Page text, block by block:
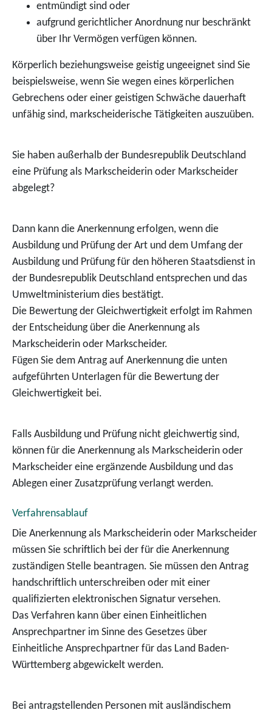
entmündigt sind oder
aufgrund gerichtlicher Anordnung nur beschränkt
über Ihr Vermögen verfügen können.
Körperlich beziehungsweise geistig ungeeignet sind Sie
beispielsweise, wenn Sie wegen eines körperlichen
Gebrechens oder einer geistigen Schwäche dauerhaft
unfähig sind, markscheiderische Tätigkeiten auszuüben.
Sie haben außerhalb der Bundesrepublik Deutschland
eine Prüfung als Markscheiderin oder Markscheider
abgelegt?
Dann kann die Anerkennung erfolgen, wenn die
Ausbildung und Prüfung der Art und dem Umfang der
Ausbildung und Prüfung für den höheren Staatsdienst in
der Bundesrepublik Deutschland entsprechen und das
Umweltministerium dies bestätigt.
Die Bewertung der Gleichwertigkeit erfolgt im Rahmen
der Entscheidung über die Anerkennung als
Markscheiderin oder Markscheider.
Fügen Sie dem Antrag auf Anerkennung die unten
aufgeführten Unterlagen für die Bewertung der
Gleichwertigkeit bei.
Falls Ausbildung und Prüfung nicht gleichwertig sind,
können für die Anerkennung als Markscheiderin oder
Markscheider eine ergänzende Ausbildung und das
Ablegen einer Zusatzprüfung verlangt werden.
Verfahrensablauf
Die Anerkennung als Markscheiderin oder Markscheider
müssen Sie schriftlich bei der für die Anerkennung
zuständigen Stelle beantragen. Sie müssen den Antrag
handschriftlich unterschreiben oder mit einer
qualifizierten elektronischen Signatur versehen.
Das Verfahren kann über einen Einheitlichen
Ansprechpartner im Sinne des Gesetzes über
Einheitliche Ansprechpartner für das Land Baden-
Württemberg abgewickelt werden.
Bei antragstellenden Personen mit ausländischem